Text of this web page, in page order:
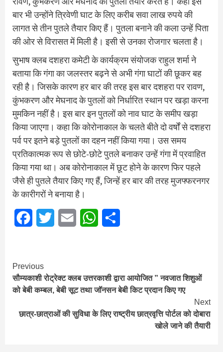
बार भी उन्होंने त्रिवेणी घाट के लिए करीब सवा लाख रुपये की
लागत से तीन पुतले तैयार किए हैं। पुतला बनाने की कला उन्हें पिता
की ओर से विरासत में मिली है। इसी से उनका रोजगार चलता है।
सुभाष क्लब दशहरा कमेटी के कार्यक्रम संयोजक राहुल शर्मा ने
बताया कि गंगा का जलस्तर बढ़ने से अभी गंगा घाटों की छूकर बह
रही है। जिसके कारण हर बार की तरह इस बार दशहरा पर रावण,
कुंभकरण और मेघनाद के पुतलों को निर्धारित स्थान पर खड़ा करना
मुमकिन नहीं है। इस बार इन पुतलों को नाव घाट के समीप खड़ा
किया जाएगा। कहा कि कोरोनाकाल के चलते बीते दो वर्षों से दशहरा
पर्व पर इतने बड़े पुतलों का दहन नहीं किया गया। उस समय
प्रतिकात्मक रूप से छोटे-छोटे पुतले बनाकर उन्हें गंगा में प्रवाहित
किया गया था। अब कोरोनाकाल में छूट होने के कारण फिर पहले
जैसे ही पुतले तैयार किए गए हैं, जिन्हें हर बार की तरह मुजफ्फरनगर
के कारीगरों ने बनाया है।
FacebookTwitter Email WhatsApp
Continue
Reading
Previous
सौम्यकाशी रोट्रेक्ट क्लब उत्तरकाशी द्वारा आयोजित ” नवजात शिशुओं
को बेबी कम्बल, बेबी सूट तथा जॉनसन बेबी किट प्रदान किए गए
Next
छात्र-छात्राओं की सुविधा के लिए राष्ट्रीय छात्रवृत्ति पोर्टल को दोबारा
खोले जाने की तैयारी